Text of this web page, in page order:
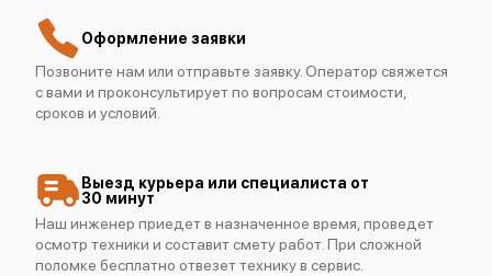
Оформление заявки
Позвоните нам или отправьте заявку. Оператор свяжется
с вами и проконсультирует по вопросам стоимости,
сроков и условий.
Выезд курьера или специалиста от
30 минут
Наш инженер приедет в назначенное время, проведет
осмотр техники и составит смету работ. При сложной
поломке бесплатно отвезет технику в сервис.